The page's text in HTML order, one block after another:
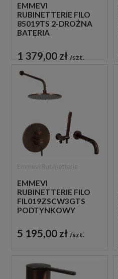
EMMEVI
RUBINETTERIE FILO
85019TS 2-DROŻNA
BATERIA
1 379,00 zł szt.
EMMEVI
RUBINETTERIE FILO
FIL019ZSCW3GTS
PODTYNKOWY
PRYSZNICOWY
5 195,00 zł szt.